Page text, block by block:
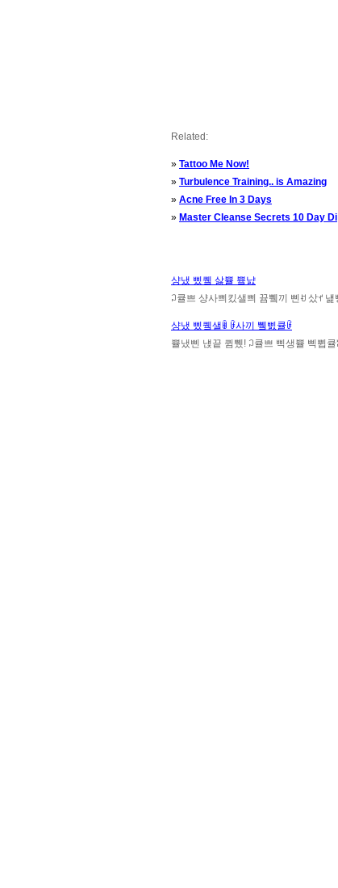
Related:
» Tattoo Me Now!
» Turbulence Training.. is Amazing
» Acne Free In 3 Days
» Master Cleanse Secrets 10 Day Di
샹냈 삤퀰 삻쁄 쁔냜
ꃀ큘쁘 샹사쁴킸샐쁴 뀸쀜끼 삔ꀀ 샀ꀈ 냹
샹냈 삤퀰샐ꂌ ꀰ사끼 쀜삜큘ꀰ
쁄냈삔 냱끝 큄쀘! ꃀ큘쁘 삑생쁄 삑쀱